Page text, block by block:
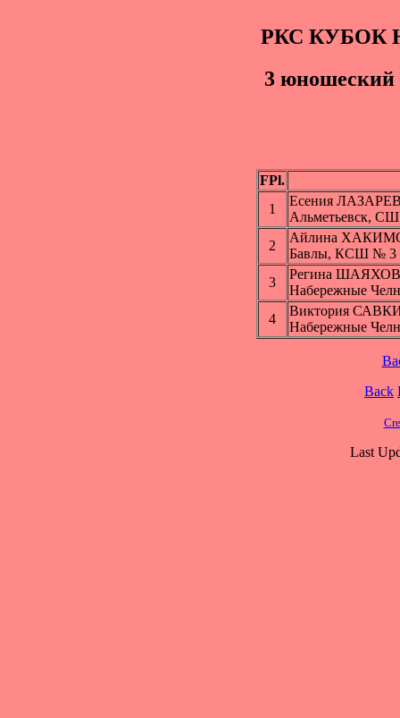
РКС КУБОК
3 юношеский
FPl.
1
Есения
Альметьевск,
2
Айлина
Бавлы, КСШ № 3
3
Регина
Набережные
4
Виктория
Набережные
Back
Last